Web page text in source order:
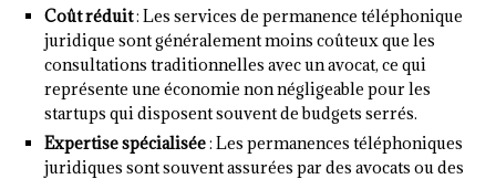
Coût réduit: Les services de permanence téléphonique
juridique sont généralement moins coûteux que les
consultations traditionnelles avec un avocat, ce qui
représente une économie non négligeable pour les
startups qui disposent souvent de budgets serrés.
Expertise spécialisée: Les permanences téléphoniques
juridiques sont souvent assurées par des avocats ou des